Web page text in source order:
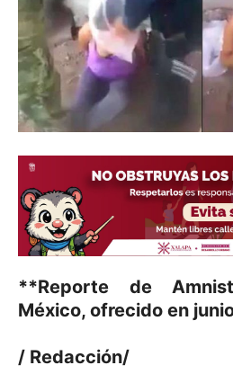
**Reporte de
México, ofrecido en
/ Redacción/